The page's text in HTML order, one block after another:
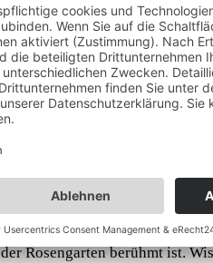
Nicht umsonst sind die
und alpines Flair
der Dolomiten mit
Rosengarten berühmt ist.